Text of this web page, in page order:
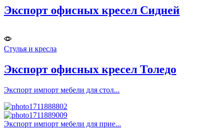
Экспорт офисных кресел Сидней
Стулья и кресла
Экспорт офисных кресел Толедо
Экспорт импорт мебели для стол...
Экспорт импорт мебели для прие...